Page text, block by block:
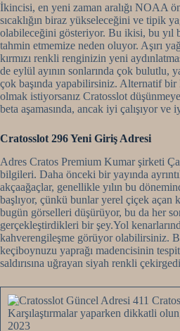
İkincisi, en yeni zaman aralığı NOAA
sıcaklığın biraz yükseleceğini ve tipik
olabileceğini gösteriyor. Bu ikisi, bu yıl
tahmin etmemize neden oluyor. Aşırı
kırmızı renkli renginizin yeni
de eylül ayının sonlarında çok bulutlu,
çok başında yapabilirsiniz. Alternatif
olmak istiyorsanız Cratosslot
beta aşamasında, ancak iyi çalışıyor ve
Cratosslot 296 Yeni Giriş Adresi
Adres Cratos Premium Kumar şirketi
bilgileri. Daha önceki bir yayında
akçaağaçlar, genellikle yılın bu
başlıyor, çünkü bunlar yerel çiçek açan
bugün görselleri düşürüyor, bu da her
gerçekleştirdikleri bir şey.Yol
kahverengileşme görüyor olabilirsiniz.
keçiboynuzu yaprağı madencisinin
saldırısına uğrayan siyah renkli